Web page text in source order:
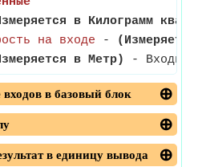
в Килограмм
на входе -
в Метр) -
в базовый блок
в единицу вывода